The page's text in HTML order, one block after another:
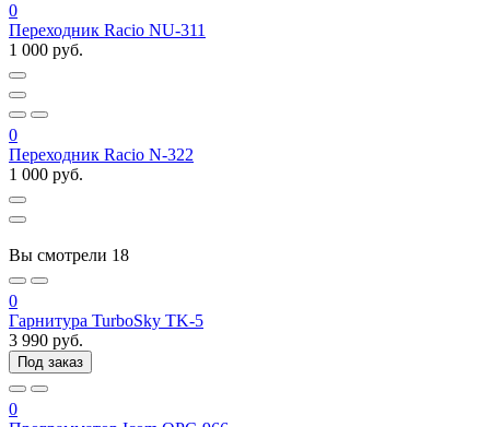
0
Переходник Racio NU-311
1 000 руб.
0
Переходник Racio N-322
1 000 руб.
Вы смотрели 18
0
Гарнитура TurboSky TK-5
3 990 руб.
Под заказ
0